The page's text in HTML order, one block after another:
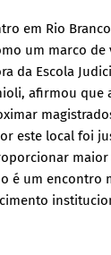
em Rio
um marco de
da Escola
afirmou que
este local foi
é um encontro